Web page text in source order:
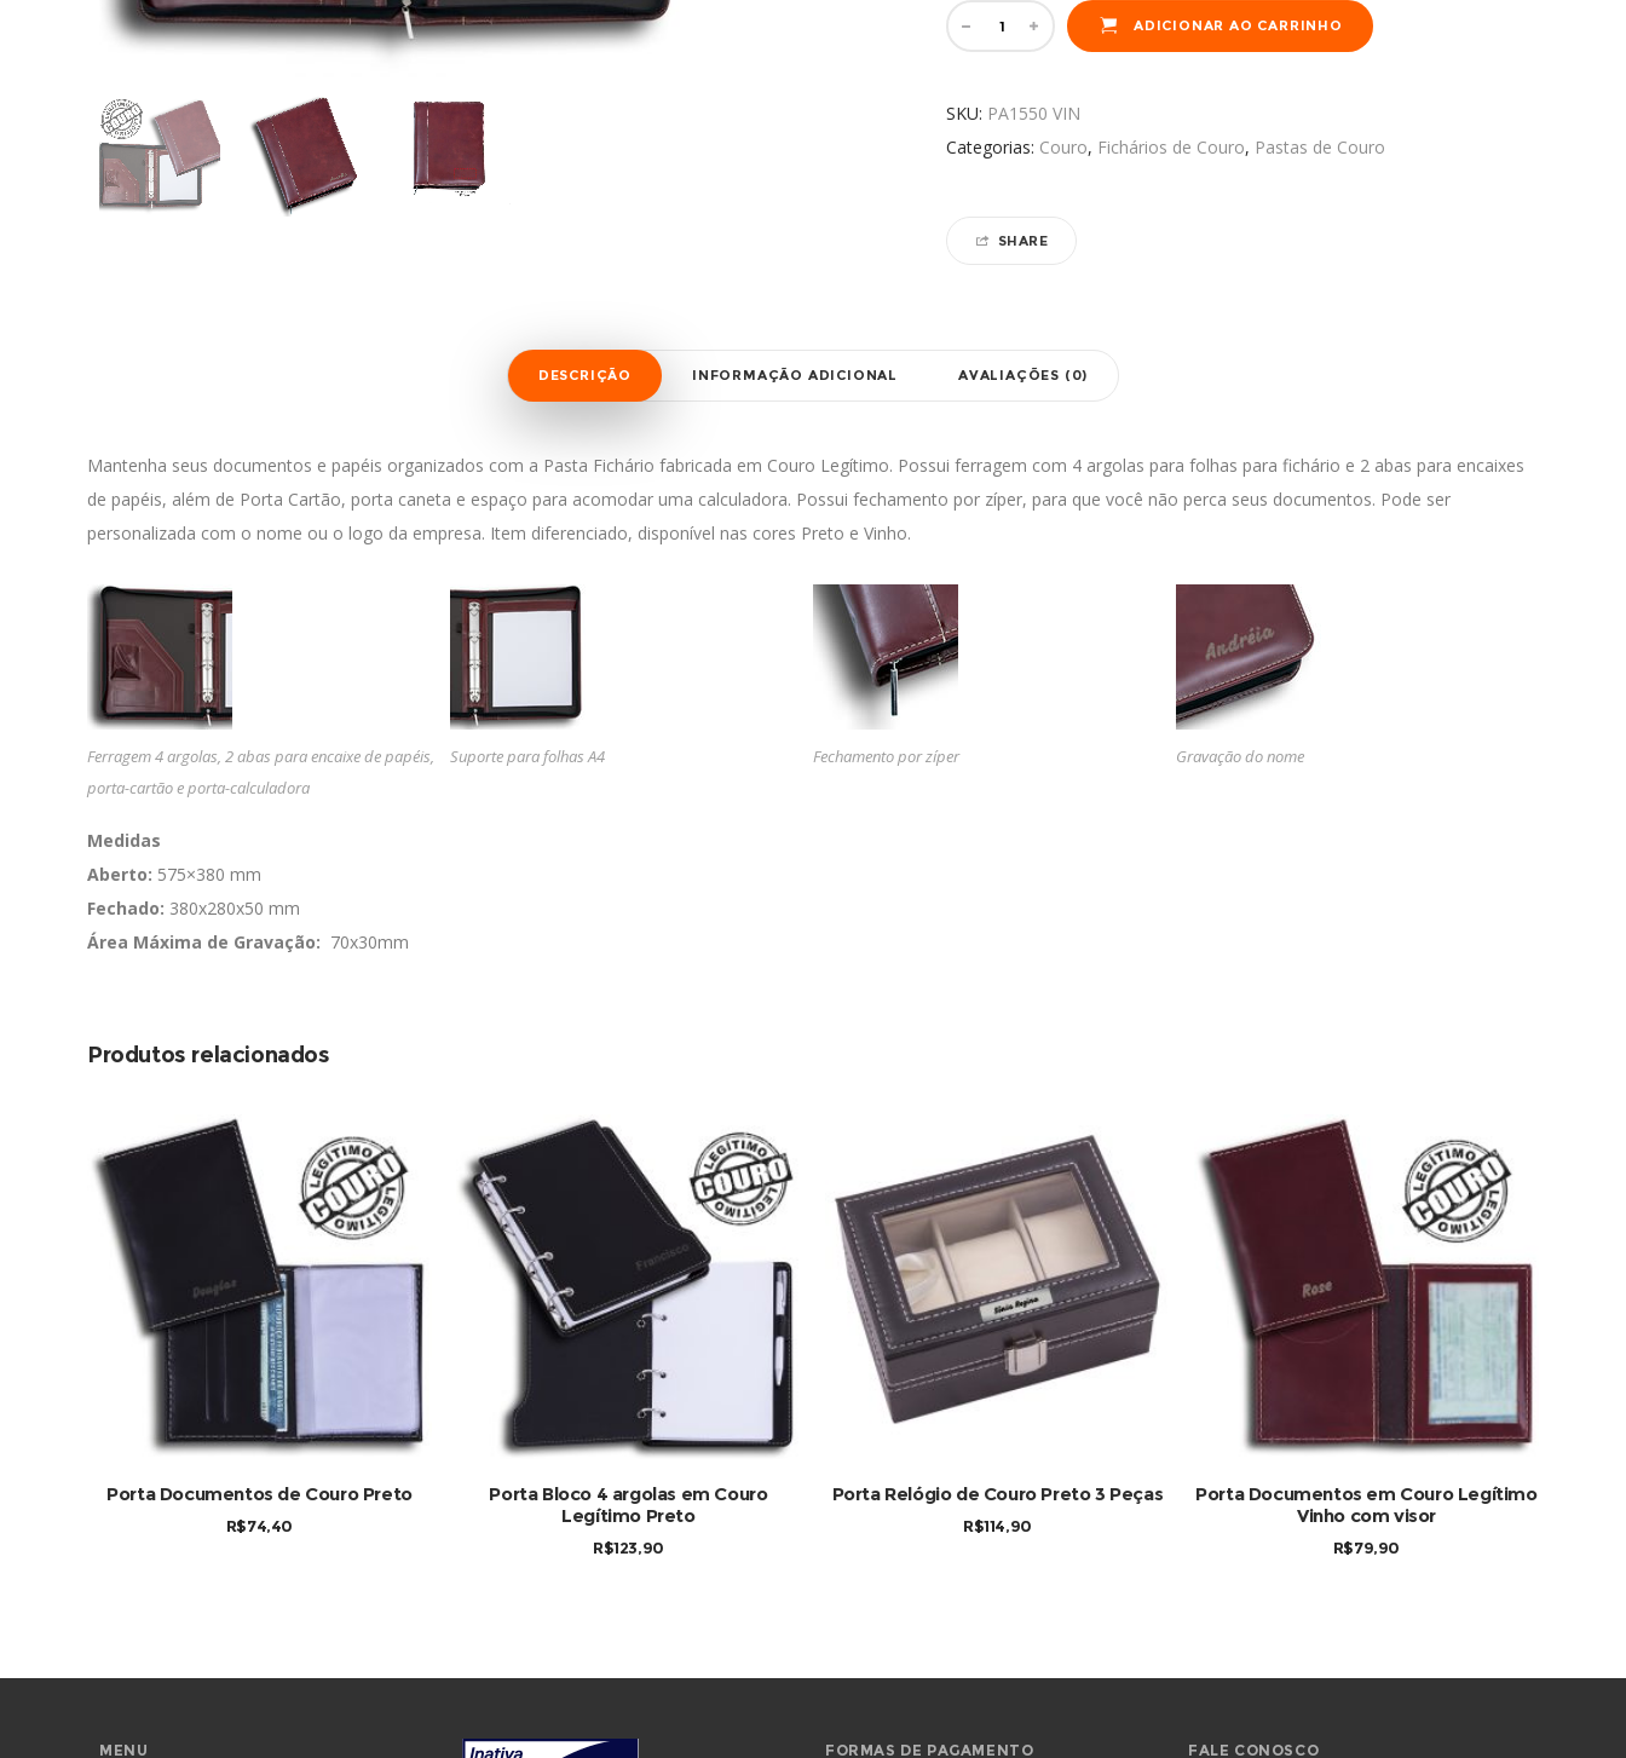
ADICIONAR AO CARRINHO
SKU: PA1550 VIN
Categorias: Couro, Fichários de Couro, Pastas de Couro
SHARE
DESCRIÇÃO INFORMAÇÃO ADICIONAL AVALIAÇÕES (0)
Mantenha seus documentos e papéis organizados com a Pasta Fichário fabricada em Couro Legítimo. Possui ferragem com 4 argolas para folhas para fichário e 2 abas para encaixes
de papéis, além de Porta Cartão, porta caneta e espaço para acomodar uma calculadora. Possui fechamento por zíper, para que você não perca seus documentos. Pode ser
personalizada com o nome ou o logo da empresa. Item diferenciado, disponível nas cores Preto e Vinho.
Ferragem 4 argolas, 2 abas para encaixe de papéis,
porta-cartão e porta-calculadora
Suporte para folhas A4 Fechamento por zíper Gravação do nome
Medidas
Aberto: 575×380 mm
Fechado: 380x280x50 mm
Área Máxima de Gravação: 70x30mm
Produtos relacionados
COMPRAR
Porta Documentos de Couro Preto
R$74,40
COMPRAR
Porta Bloco 4 argolas em Couro
Legítimo Preto
R$123,90
COMPRAR
Porta Relógio de Couro Preto 3 Peças
R$114,90
COMPRAR
Porta Documentos em Couro Legítimo
Vinho com visor
R$79,90
MENU FORMAS DE PAGAMENTO FALE CONOSCO